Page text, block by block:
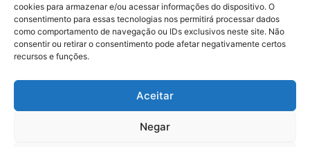
cookies para armazenar e/ou acessar informações do dispositivo. O
consentimento para essas tecnologias nos permitirá processar dados
como comportamento de navegação ou IDs exclusivos neste site. Não
consentir ou retirar o consentimento pode afetar negativamente certos
recursos e funções.
Aceitar
Negar
Contato
adperj@adperj.com.br
(21) 2220-6022
Janeiro - RJ - CEP: 20011-020